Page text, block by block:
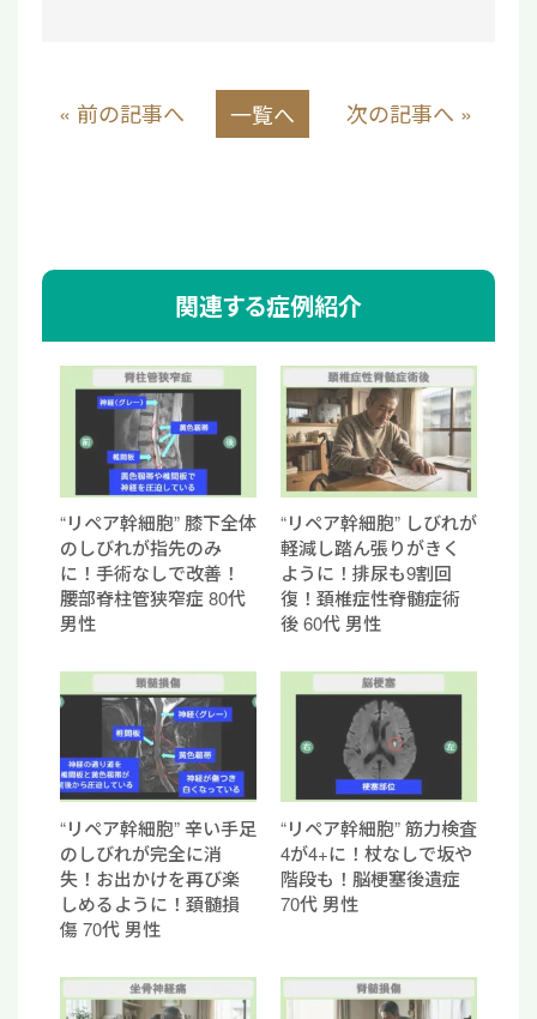
« 前の記事へ 一覧へ 次の記事へ »
関連する症例紹介
“リペア幹細胞” 膝下全体
のしびれが指先のみ
に！手術なしで改善！
腰部脊柱管狭窄症 80代
男性
“リペア幹細胞” しびれが
軽減し踏ん張りがきく
ように！排尿も9割回
復！頚椎症性脊髄症術
後 60代 男性
“リペア幹細胞” 辛い手足
のしびれが完全に消
失！お出かけを再び楽
しめるように！頚髄損
傷 70代 男性
“リペア幹細胞” 筋力検査
4が4+に！杖なしで坂や
階段も！脳梗塞後遺症
70代 男性